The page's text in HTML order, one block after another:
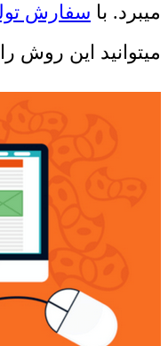
میبرد. با سفارش
میتوانید این روش